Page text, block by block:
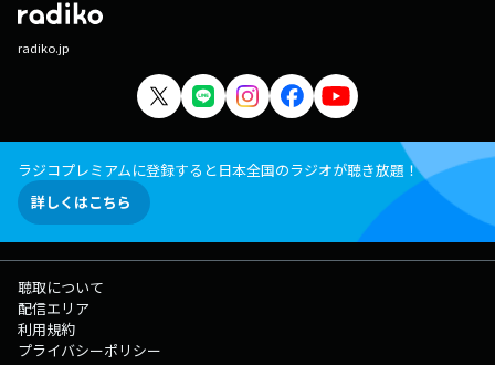
radiko.jp
ラジコプレミアムに登録すると日本全国のラジオが聴き放題！
詳しくはこちら
聴取について
配信エリア
利用規約
プライバシーポリシー